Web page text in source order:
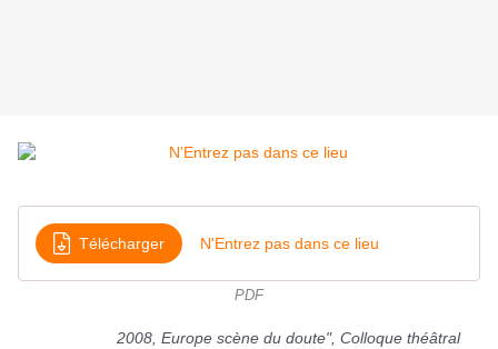
Télécharger N'Entrez pas dans ce lieu
PDF
2008, Europe scène du doute", Colloque théâtral